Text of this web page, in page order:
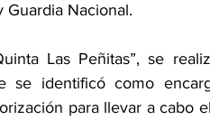
Nacional.
Las Peñitas”, se
se identificó como
para llevar a cabo